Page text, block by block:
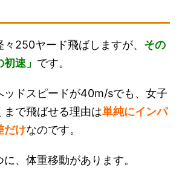
250ヤード飛ばしますが、 その
速」 です。
ッドスピードが40m/sでも、女子
まで飛ばせる理由は単純にインパ
だけなのです。
、体重移動があります。